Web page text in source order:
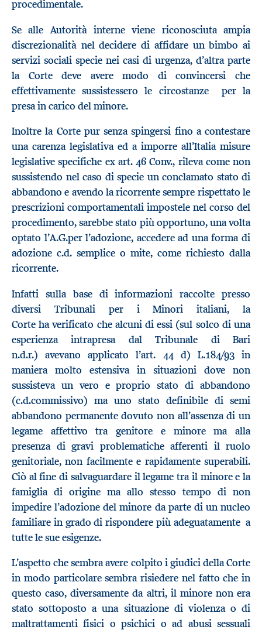
procedimentale.
Se alle Autorità interne viene riconosciuta ampia
discrezionalità nel decidere di affidare un bimbo ai
servizi sociali specie nei casi di urgenza, d’altra parte
la Corte deve avere modo di convincersi che
effettivamente sussistessero le circostanze per la
presa in carico del minore.
Inoltre la Corte pur senza spingersi fino a contestare
una carenza legislativa ed a imporre all’Italia misure
legislative specifiche ex art. 46 Conv., rileva come non
sussistendo nel caso di specie un conclamato stato di
abbandono e avendo la ricorrente sempre rispettato le
prescrizioni comportamentali impostele nel corso del
procedimento, sarebbe stato più opportuno, una volta
optato l’A.G.per l’adozione, accedere ad una forma di
adozione c.d. semplice o mite, come richiesto dalla
ricorrente.
Infatti sulla base di informazioni raccolte presso
diversi Tribunali per i Minori italiani, la
Corte ha verificato che alcuni di essi (sul solco di una
esperienza intrapresa dal Tribunale di Bari
n.d.r.) avevano applicato l’art. 44 d) L.184/93 in
maniera molto estensiva in situazioni dove non
sussisteva un vero e proprio stato di abbandono
(c.d.commissivo) ma uno stato definibile di semi
abbandono permanente dovuto non all’assenza di un
legame affettivo tra genitore e minore ma alla
presenza di gravi problematiche afferenti il ruolo
genitoriale, non facilmente e rapidamente superabili.
Ciò al fine di salvaguardare il legame tra il minore e la
famiglia di origine ma allo stesso tempo di non
impedire l’adozione del minore da parte di un nucleo
familiare in grado di rispondere più adeguatamente a
tutte le sue esigenze.
L’aspetto che sembra avere colpito i giudici della Corte
in modo particolare sembra risiedere nel fatto che in
questo caso, diversamente da altri, il minore non era
stato sottoposto a una situazione di violenza o di
maltrattamenti fisici o psichici o ad abusi sessuali